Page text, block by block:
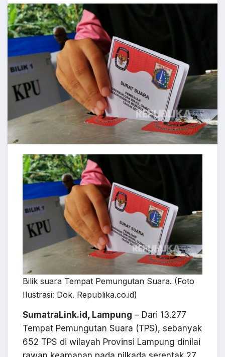
Bilik suara Tempat Pemungutan Suara. (Foto
Ilustrasi: Dok. Republika.co.id)
SumatraLink.id, Lampung – Dari 13.277
Tempat Pemungutan Suara (TPS), sebanyak
652 TPS di wilayah Provinsi Lampung dinilai